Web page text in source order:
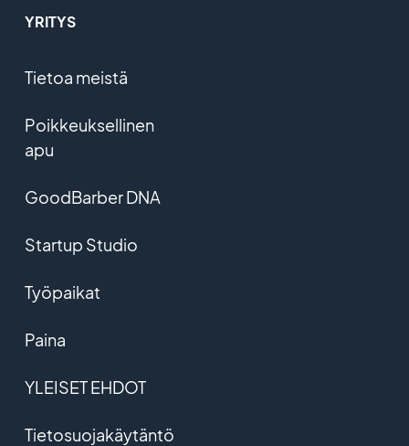
YRITYS
Tietoa meistä
Poikkeuksellinen
apu
GoodBarber DNA
Startup Studio
Työpaikat
Paina
YLEISET EHDOT
Tietosuojakäytäntö